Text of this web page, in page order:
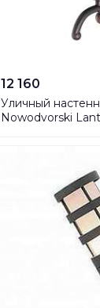
12 160
Уличный
Nowodvorski